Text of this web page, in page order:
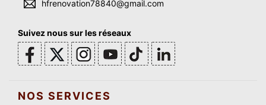
hfrenovation78840@gmail.com
Suivez nous sur les réseaux
NOS SERVICES